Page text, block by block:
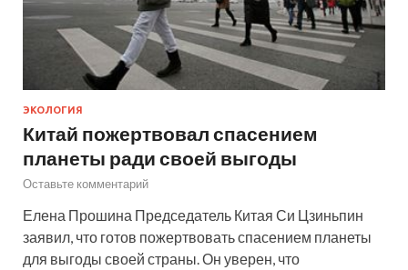
ЭКОЛОГИЯ
Китай пожертвовал спасением
планеты ради своей выгоды
Оставьте комментарий
Елена Прошина Председатель Китая Си Цзиньпин
заявил, что готов пожертвовать спасением планеты
для выгоды своей страны. Он уверен, что